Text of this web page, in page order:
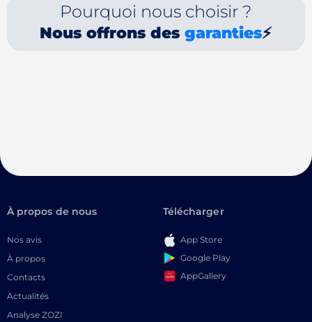
Pourquoi nous choisir ?
Nous offrons desgaranties⚡
À propos de nous
Nos avis
À propos
Contacts
Actualités
Analyse ZOZI
Télécharger
App Store
Google Play
AppGallery